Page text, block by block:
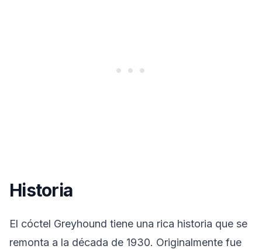
Historia
El cóctel Greyhound tiene una rica historia que se
remonta a la década de 1930. Originalmente fue